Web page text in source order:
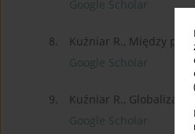
Google Scholar
8.
Kuźniar R., Między
Google Scholar
9.
Kuźniar R.,
Google Scholar